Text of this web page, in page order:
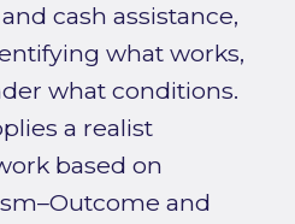
cash assistance,
what works,
what conditions.
a realist
based on
and